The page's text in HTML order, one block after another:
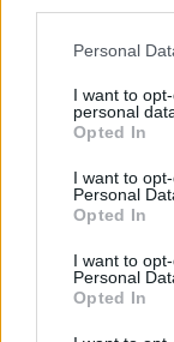
Personal
I want to
personal
Opted In
I want to
Personal
Opted In
I want to
Personal
Opted In
vaiko gyvybių
Žinios | Lietuvos
Savaitės
32 laipsnių
Žinios Orai
Nufilmavo, kaip